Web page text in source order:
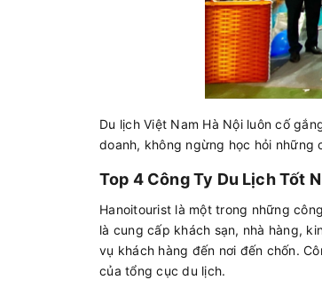
Du lịch Việt Nam Hà Nội luôn cố
doanh, không ngừng học hỏi những
Top 4 Công Ty Du Lịch Tốt
Hanoitourist là một trong những
là cung cấp khách sạn, nhà hàng,
vụ khách hàng đến nơi đến chốn.
của tổng cục du lịch.